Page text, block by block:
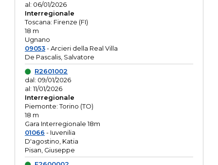
al: 06/01/2026
Interregionale
Toscana: Firenze (FI)
18 m
Ugnano
09053- Arcieri della Real Villa
De Pascalis, Salvatore
R2601002
dal: 09/01/2026
al: 11/01/2026
Interregionale
Piemonte: Torino (TO)
18 m
Gara Interregionale 18m
01066 - Iuvenilia
D'agostino, Katia
Pisan, Giuseppe